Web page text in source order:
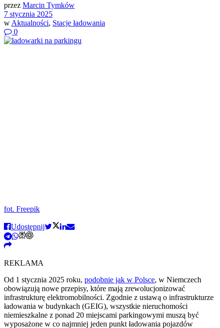
przez Marcin Tymków
7 stycznia 2025
w Aktualności, Stacje ładowania
0
fot. Freepik
Udostępnij
REKLAMA
Od 1 stycznia 2025 roku, podobnie jak w Polsce, w Niemczech
obowiązują nowe przepisy, które mają zrewolucjonizować
infrastrukturę elektromobilności. Zgodnie z ustawą o infrastrukturze
ładowania w budynkach (GEIG), wszystkie nieruchomości
niemieszkalne z ponad 20 miejscami parkingowymi muszą być
wyposażone w co najmniej jeden punkt ładowania pojazdów